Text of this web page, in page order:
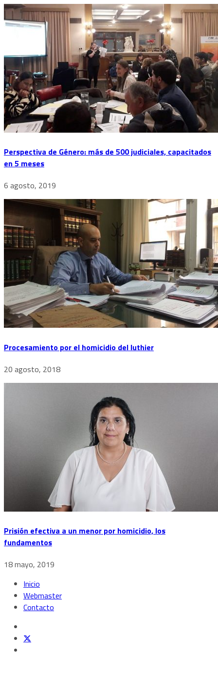
Perspectiva de Género: más de 500 judiciales, capacitados
en 5 meses
6 agosto, 2019
Procesamiento por el homicidio del luthier
20 agosto, 2018
Prisión efectiva a un menor por homicidio, los
fundamentos
18 mayo, 2019
Inicio
Webmaster
Contacto